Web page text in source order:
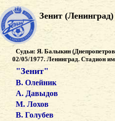
Зенит
Судьи: Я. Балыкин
02/05/1977. Ленинград. Стадион
"Зенит"
В. Олейник
А. Давыдов
М. Лохов
В. Голубев